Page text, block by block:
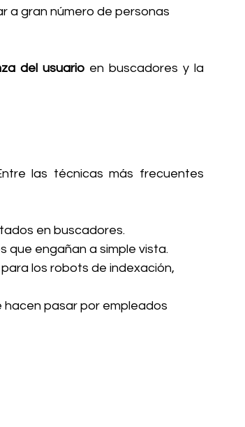
a gran número de personas
del usuario en buscadores y la
las técnicas más frecuentes
en buscadores.
que engañan a simple vista.
los robots de indexación,
hacen pasar por empleados